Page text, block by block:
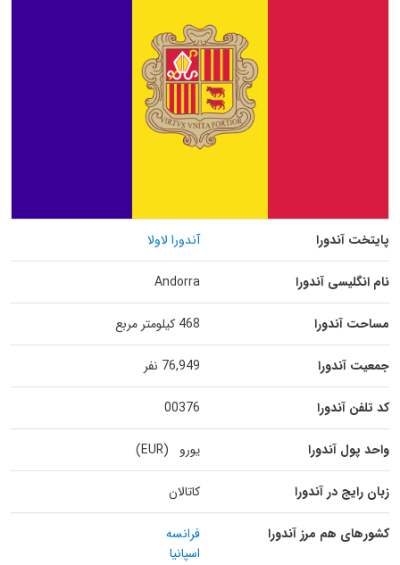
پایتخت آندورا آندورا لاولا
نام انگلیسی آندورا Andorra
مساحت آندورا 468 کیلومتر مربع
جمعیت آندورا 76,949 نفر
کد تلفن آندورا 00376
واحد پول آندورا یورو (EUR)
زبان رایج در آندورا کاتالان
کشورهای هم مرز آندورا
فرانسه
اسپانیا